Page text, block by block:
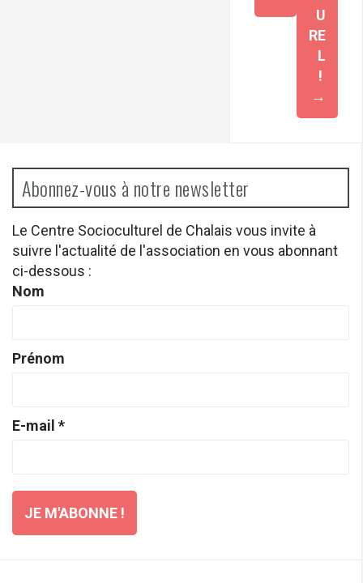
U
RE
L
!
→
Abonnez-vous à notre newsletter
Le Centre Socioculturel de Chalais vous invite à
suivre l'actualité de l'association en vous abonnant
ci-dessous :
Nom
Prénom
E-mail *